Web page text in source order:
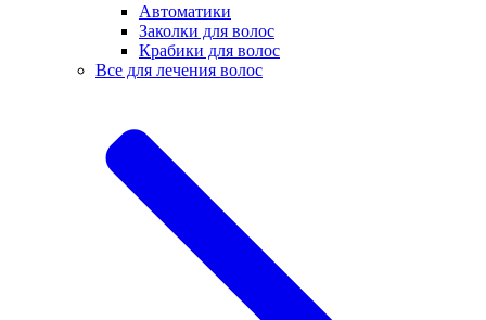
Автоматики
Заколки для волос
Крабики для волос
Все для лечения волос